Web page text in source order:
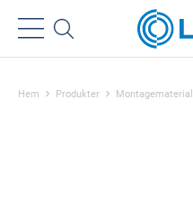
Hem Produkter Montagematerial